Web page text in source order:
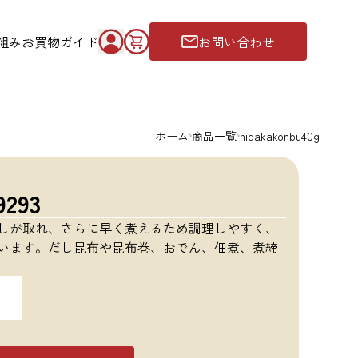
みお買物ガイド お問い合わせ
ホーム 商品一覧 hidakakonbu40g
取れ、さらに早く煮えるため調理しやすく、
ます。だし昆布や昆布巻、おでん、佃煮、煮締